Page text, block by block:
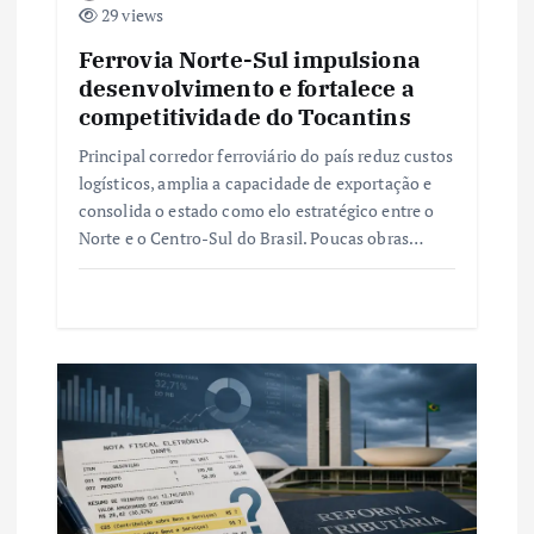
29 views
Ferrovia Norte-Sul impulsiona
desenvolvimento e fortalece a
competitividade do Tocantins
Principal corredor ferroviário do país reduz custos
logísticos, amplia a capacidade de exportação e
consolida o estado como elo estratégico entre o
Norte e o Centro-Sul do Brasil. Poucas obras…